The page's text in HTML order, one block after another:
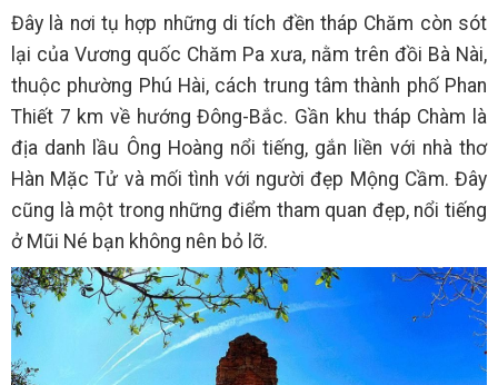
Đây là nơi tụ hợp những di tích đền tháp Chăm còn sót
lại của Vương quốc Chăm Pa xưa, nằm trên đồi Bà Nài,
thuộc phường Phú Hài, cách trung tâm thành phố Phan
Thiết 7 km về hướng Đông-Bắc. Gần khu tháp Chàm là
địa danh lầu Ông Hoàng nổi tiếng, gắn liền với nhà thơ
Hàn Mặc Tử và mối tình với người đẹp Mộng Cầm. Đây
cũng là một trong những điểm tham quan đẹp, nổi tiếng
ở Mũi Né bạn không nên bỏ lỡ.